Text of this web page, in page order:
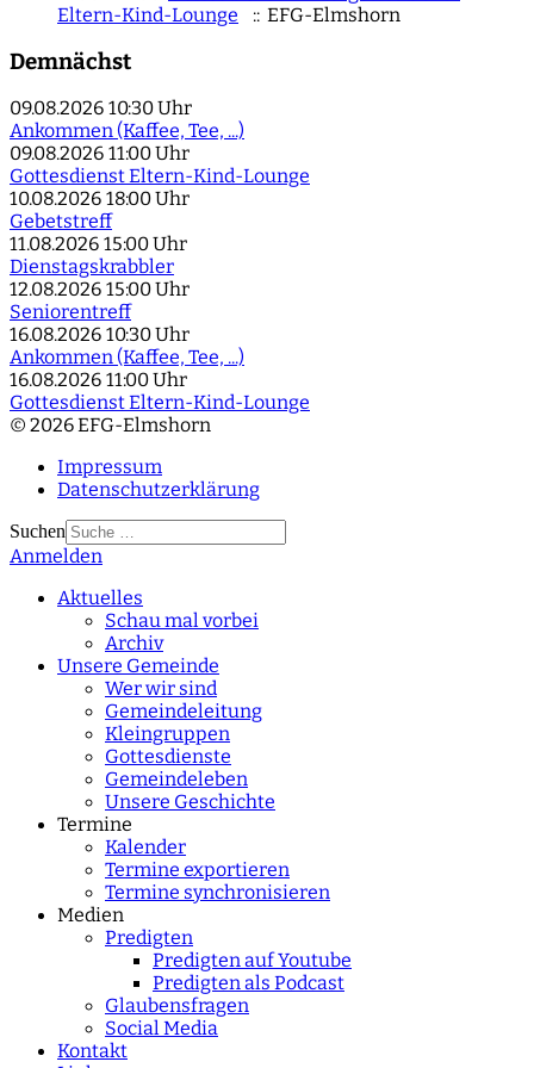
Eltern-Kind-Lounge
:: EFG-Elmshorn
Demnächst
09.08.2026 10:30 Uhr
Ankommen (Kaffee, Tee, ...)
09.08.2026 11:00 Uhr
Gottesdienst Eltern-Kind-Lounge
10.08.2026 18:00 Uhr
Gebetstreff
11.08.2026 15:00 Uhr
Dienstagskrabbler
12.08.2026 15:00 Uhr
Seniorentreff
16.08.2026 10:30 Uhr
Ankommen (Kaffee, Tee, ...)
16.08.2026 11:00 Uhr
Gottesdienst Eltern-Kind-Lounge
© 2026 EFG-Elmshorn
Impressum
Datenschutzerklärung
Suchen
Type 2 or more
Anmelden
Aktuelles
Schau mal vorbei
Archiv
Unsere Gemeinde
Wer wir sind
Gemeindeleitung
Kleingruppen
Gottesdienste
Gemeindeleben
Unsere Geschichte
Termine
Kalender
Termine exportieren
Termine synchronisieren
Medien
Predigten
Predigten auf Youtube
Predigten als Podcast
Glaubensfragen
Social Media
Kontakt